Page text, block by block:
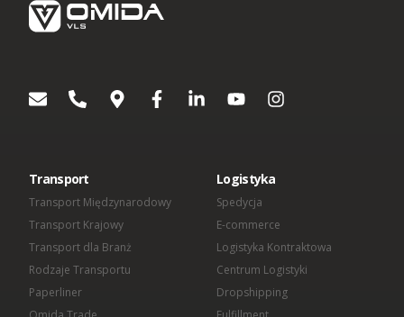
z Tobą aby przekazać Ci informacje lub wskazówki dotyczące
produktów lub usług Omida Group. Wyrażenie lub
wycofania.
Omida Solutions Sp. z o.o.
Omida Iberica SL
Omida Shared Services Center Sp. z o.o.
Transport
Transport Międzynarodowy
Transport Krajowy
Transport dla Branż
Rodzaje Transportu
Paperliner
Logistyka
Spedycja
E-commerce
Logistyka Kontraktowa
Centrum Logistyki
Dropshipping